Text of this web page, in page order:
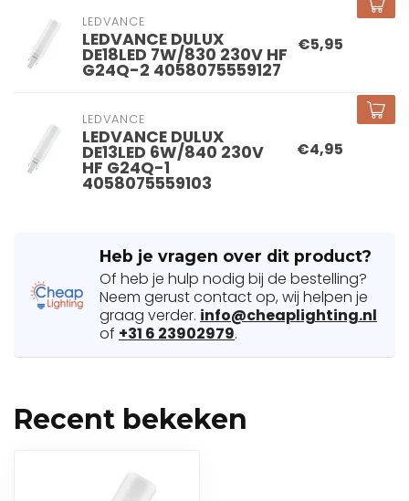
LEDVANCE
LEDVANCE DULUX
DE18LED 7W/830 230V HF
G24Q-2 4058075559127
€5,95
LEDVANCE
LEDVANCE DULUX
DE13LED 6W/840 230V
HF G24Q-1
4058075559103
€4,95
Heb je vragen over dit product?
Of heb je hulp nodig bij de bestelling?
Neem gerust contact op, wij helpen je
graag verder. info@cheaplighting.nl
of +31 6 23902979.
Recent bekeken